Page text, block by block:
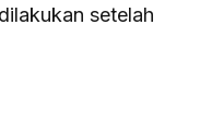
setelah